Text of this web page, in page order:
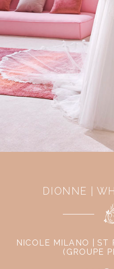
DIONNE |
NICOLE MILANO | ST
(GROUPE